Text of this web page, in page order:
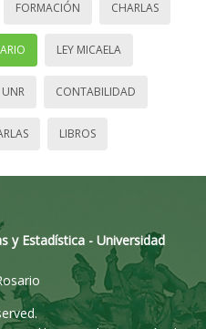
FORMACIÓN CHARLAS
LEY MICAELA
UNR CONTABILIDAD
LIBROS
y Estadística - Universidad